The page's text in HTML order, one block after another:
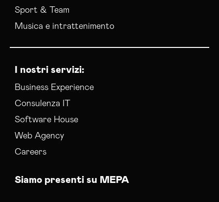
Social Media Advertising Cremona
Web Agency Cremona
Sport & Team
Musica e intrattenimento
I nostri servizi:
Business Experience
Consulenza IT
Software House
Web Agency
Careers
Siamo presenti su MEPA